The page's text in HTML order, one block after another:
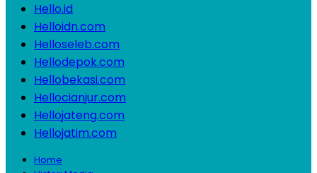
Hello.id
Helloidn.com
Helloseleb.com
Hellodepok.com
Hellobekasi.com
Hellocianjur.com
Hellojateng.com
Hellojatim.com
Home